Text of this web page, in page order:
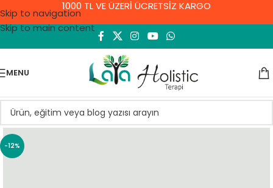
Skip to navigation
Skip to main content
1000 TL VE ÜZERİ ÜCRETSİZ KARGO
MENU
-12%